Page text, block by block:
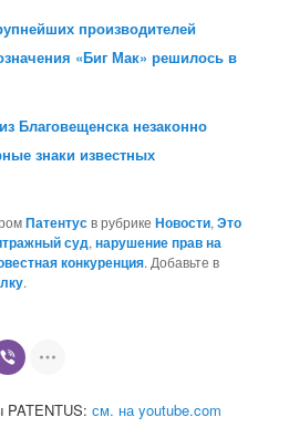
производителей
«Биг Мак» решилось в
Благовещенска незаконно
знаки известных
Патентусв рубрикеНовости,Это
суд,нарушение прав на
конкуренция. Добавьте в
.
PATENTUS:см. на youtube.com